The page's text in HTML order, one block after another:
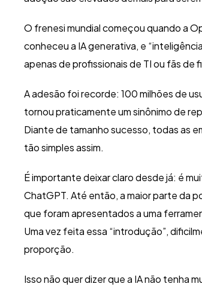
O frenesi mundial começou quando a
conheceu a IA generativa, e
apenas de profissionais de TI ou fãs de
A adesão foi recorde: 100 milhões de
tornou praticamente um sinônimo de
Diante de tamanho sucesso, todas as
tão simples assim.
É importante deixar claro desde já: é
ChatGPT. Até então, a maior parte da
que foram apresentados a uma
Uma vez feita essa “introdução”,
proporção.
Isso não quer dizer que a IA não tenha